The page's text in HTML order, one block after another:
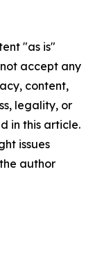
"as is"
accept any
content,
legality, or
in this article.
issues
author